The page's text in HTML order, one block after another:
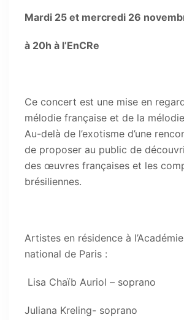
Mardi 25 et mercredi 26
à 20h à l’EnCRe
Ce concert est une mise en
mélodie française et de la
Au-delà de l’exotisme d’une
de proposer au public de
des œuvres françaises et les
brésiliennes.
Artistes en résidence à
national de Paris :
Lisa Chaïb Auriol – soprano
Juliana Kreling- soprano